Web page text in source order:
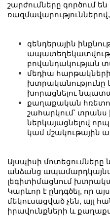
շարժումները գործում
ռազմավարություններով,
գենդերային
բովանդակության
մեդիա
խորացնելու
քաղաքական
շահարկում՝ տրանս
ներկայացնելով
կամ մշակութային
Այսպիսի
անձանց
լեգիտիմացնում
Կարևոր է ընդգծել, որ
մեկուսացված չեն, այլ
իրավունքների և